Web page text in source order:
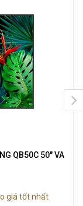
QB50C 50" VA
giá tốt nhất